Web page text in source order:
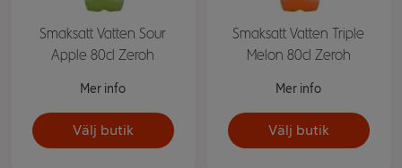
Smaksatt Vatten Sour
Apple 80cl Zeroh
Mer info
Välj butik
Smaksatt Vatten Triple
Melon 80cl Zeroh
Mer info
Välj butik